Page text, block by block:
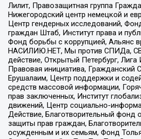
Лилит, Правозащитная группа
Нижегородский центр немецкой и
Центр гендерных исследований,
граждан Штаб, Институт права и
Фонд борьбы с коррупцией, Альянс
НАСИЛИЮ.НЕТ, Мы против СПИДа,
действие, Открытый Петербург, Лига
Правовая инициатива, Гражданский
Ерушалаим, Центр поддержки и
средств массовой информации,
прав заключенных, Институт
движений, Центр социально-
Действие, Благотворительный фонд
защиты прав граждан,
осужденным и их семьям, Фонд